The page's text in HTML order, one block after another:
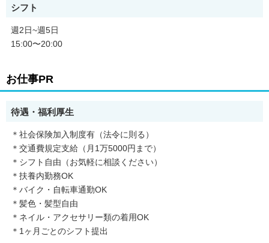
クリーニングから戻った商品をきれいに並べ、
シフト
週2日~週5日
15:00〜20:00
お仕事PR
待遇・福利厚生
＊社会保険加入制度有（法令に則る）
＊交通費規定支給（月1万5000円まで）
＊シフト自由（お気軽に相談ください）
＊扶養内勤務OK
＊バイク・自転車通勤OK
＊髪色・髪型自由
＊ネイル・アクセサリー類の着用OK
＊1ヶ月ごとのシフト提出